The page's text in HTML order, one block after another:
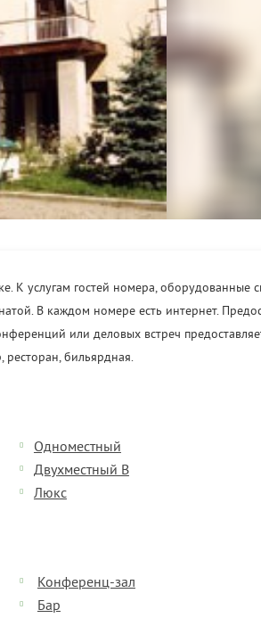
К услугам гостей номера, оборудованные
В каждом номере есть интернет.
или деловых встреч
ресторан, бильярдная.
Одноместный
Двухместный В
Люкс
Конференц-зал
Бар